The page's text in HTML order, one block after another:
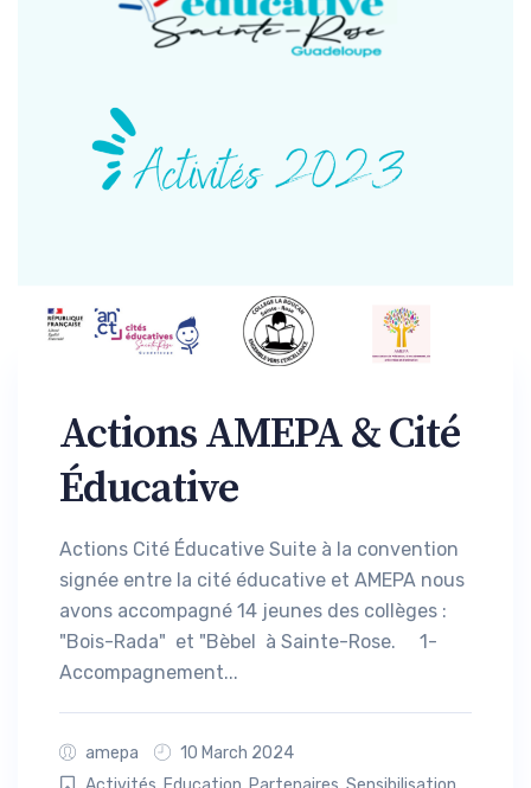
Actions AMEPA & Cité
Éducative
Actions Cité Éducative Suite à la convention
signée entre la cité éducative et AMEPA nous
avons accompagné 14 jeunes des collèges :
"Bois-Rada" et "Bèbel à Sainte-Rose. 1-
Accompagnement...
amepa
10 March 2024